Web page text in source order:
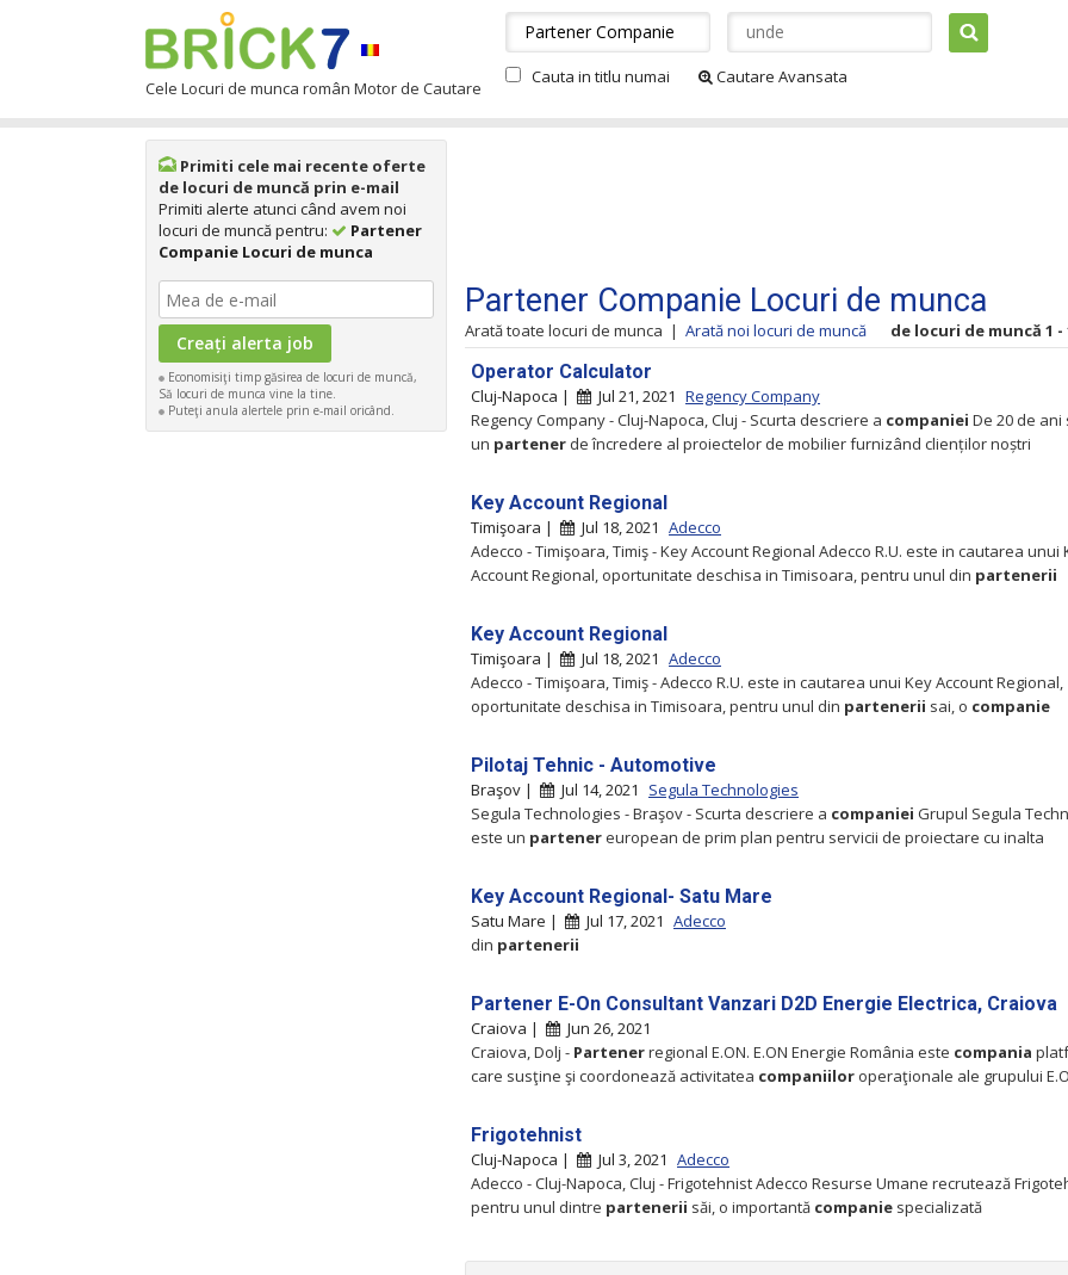
Cele Locuri de munca român Motor de Cautare
Cauta in titlu numai Cautare Avansata
Primiti cele mai recente oferte
de locuri de muncă prin e-mail
Primiti alerte atunci când avem noi
locuri de muncă pentru:
Partener
Companie Locuri de munca
Economisiţi timp găsirea de locuri de muncă,
Să locuri de munca vine la tine.
Puteţi anula alertele prin e-mail oricând.
Partener Companie Locuri de munca
Arată toate locuri de munca | Arată noi locuri de muncă de locuri de muncă 1 -
Operator Calculator
Cluj-Napoca | Jul 21, 2021 Regency Company
Regency Company - Cluj-Napoca, Cluj - Scurta descriere a companiei De 20 de ani
un partener de încredere al proiectelor de mobilier furnizând clienților noștri
Key Account Regional
Timişoara | Jul 18, 2021 Adecco
Adecco - Timişoara, Timiş - Key Account Regional Adecco R.U. este in cautarea unui
Account Regional, oportunitate deschisa in Timisoara, pentru unul din partenerii
Key Account Regional
Timişoara | Jul 18, 2021 Adecco
Adecco - Timişoara, Timiş - Adecco R.U. este in cautarea unui Key Account Regional,
oportunitate deschisa in Timisoara, pentru unul din partenerii sai, o companie
Pilotaj Tehnic - Automotive
Braşov | Jul 14, 2021
Segula Technologies
Segula Technologies - Braşov - Scurta descriere a companiei Grupul Segula
este un partenereuropean de prim plan pentru servicii de proiectare cu inalta
Key Account Regional- Satu Mare
Satu Mare | Jul 17, 2021 Adecco
din partenerii
Partener E-On Consultant Vanzari D2D Energie Electrica, Craiova
Craiova |
Jun 26, 2021
Craiova, Dolj - Partenerregional E.ON. E.ON Energie România este compania
care susţine şi coordonează activitatea companiilor operaţionale ale grupului
Frigotehnist
Cluj-Napoca | Jul 3, 2021 Adecco
Adecco - Cluj-Napoca, Cluj - Frigotehnist Adecco Resurse Umane recrutează
pentru unul dintre partenerii săi, o importantă companie specializată